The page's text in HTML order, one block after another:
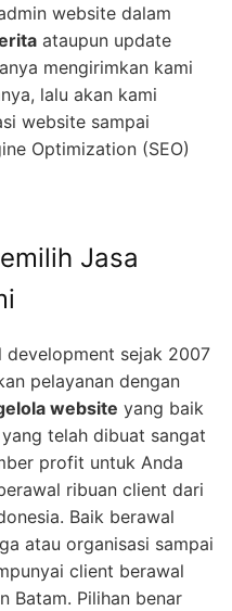
website dalam
ataupun update
mengirimkan kami
lalu akan kami
website sampai
Optimization (SEO)
Jasa
sejak 2007
pelayanan dengan
website yang baik
telah dibuat sangat
profit untuk Anda
ribuan client dari
Baik berawal
atau organisasi sampai
client berawal
Batam. Pilihan benar